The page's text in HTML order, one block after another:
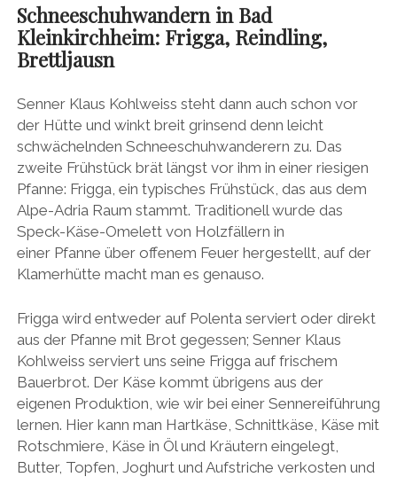
Schneeschuhwandern in Bad
Kleinkirchheim: Frigga, Reindling,
Brettljausn
Senner Klaus Kohlweiss steht dann auch schon vor
der Hütte und winkt breit grinsend denn leicht
schwächelnden Schneeschuhwanderern zu. Das
zweite Frühstück brät längst vor ihm in einer riesigen
Pfanne: Frigga, ein typisches Frühstück, das aus dem
Alpe-Adria Raum stammt. Traditionell wurde das
Speck-Käse-Omelett von Holzfällern in
einer Pfanne über offenem Feuer hergestellt, auf der
Klamerhütte macht man es genauso.
Frigga wird entweder auf Polenta serviert oder direkt
aus der Pfanne mit Brot gegessen; Senner Klaus
Kohlweiss serviert uns seine Frigga auf frischem
Bauerbrot. Der Käse kommt übrigens aus der
eigenen Produktion, wie wir bei einer Sennereiführung
lernen. Hier kann man Hartkäse, Schnittkäse, Käse mit
Rotschmiere, Käse in Öl und Kräutern eingelegt,
Butter, Topfen, Joghurt und Aufstriche verkosten und